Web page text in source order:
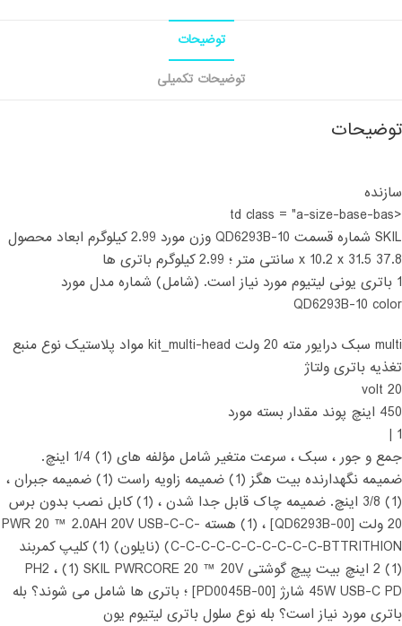
توضیحات
توضیحات تکمیلی
توضیحات
سازنده
<td class = "a-size-base-bas
SKIL شماره قسمت QD6293B-10 وزن مورد 2.99 کیلوگرم ابعاد محصول
37.8 x 10.2 x 31.5 سانتی متر ؛ 2.99 کیلوگرم باتری ها
1 باتری یونی لیتیوم مورد نیاز است. (شامل) شماره مدل مورد
QD6293B-10 color
multi سبک درایور مته 20 ولت kit_multi-head مواد پلاستیک نوع منبع
تغذیه باتری ولتاژ
20 volt
450 اینچ پوند مقدار بسته مورد
1 |
جمع و جور ، سبک ، سرعت متغیر شامل مؤلفه های (1) 1/4 اینچ.
ضمیمه نگهدارنده بیت هگز (1) ضمیمه زاویه راست (1) ضمیمه جبران ،
(1) 3/8 اینچ. ضمیمه چاک قابل جدا شدن ، (1) کابل نصب بدون برس
20 ولت [QD6293B-00] ، (1) هسته PWR 20 ™ 2.0AH 20V USB-C-C-
C-C-C-C-C-C-C-C-C-C-BTTRITHION) (نایلون) (1) کلیپ کمربند
(1) 2 اینچ بیت پیچ گوشتی PH2 ، (1) SKIL PWRCORE 20 ™ 20V
45W USB-C PD شارژ [PD0045B-00] ؛ باتری ها شامل می شوند؟ بله
باتری مورد نیاز است؟ بله نوع سلول باتری لیتیوم یون